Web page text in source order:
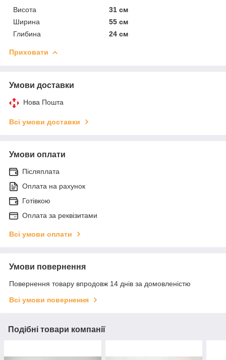
Висота
31 см
Ширина
55 см
Глибина
24 см
Приховати
Умови доставки
Нова Пошта
Всі умови доставки
Умови оплати
Післяплата
Оплата на рахунок
Готівкою
Оплата за реквізитами
Всі умови оплати
Умови повернення
Повернення товару впродовж 14 днів за домовленістю
Всі умови повернення
Подібні товари компанії